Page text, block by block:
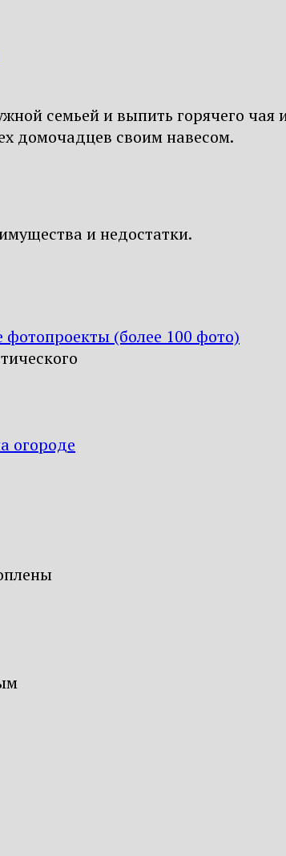
семьей и выпить горячего
домочадцев своим навесом.
и недостатки.
(более 100 фото)
огороде